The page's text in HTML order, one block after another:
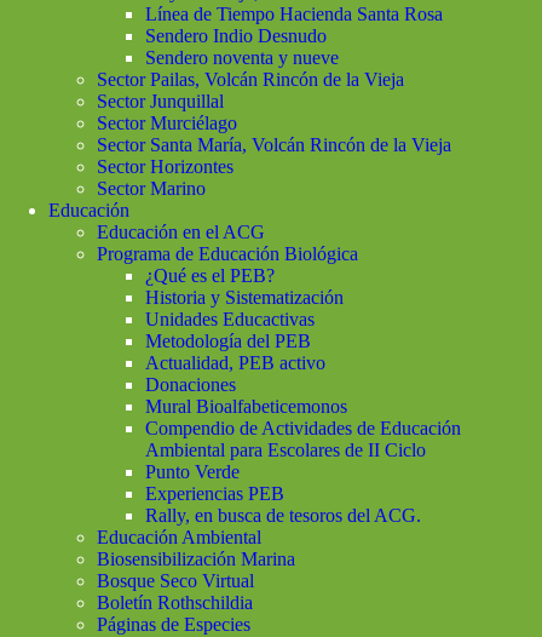
Línea de Tiempo Hacienda Santa Rosa
Sendero Indio Desnudo
Sendero noventa y nueve
Sector Pailas, Volcán Rincón de la Vieja
Sector Junquillal
Sector Murciélago
Sector Santa María, Volcán Rincón de la Vieja
Sector Horizontes
Sector Marino
Educación
Educación en el ACG
Programa de Educación Biológica
¿Qué es el PEB?
Historia y Sistematización
Unidades Educactivas
Metodología del PEB
Actualidad, PEB activo
Donaciones
Mural Bioalfabeticemonos
Compendio de Actividades de Educación
Ambiental para Escolares de II Ciclo
Punto Verde
Experiencias PEB
Rally, en busca de tesoros del ACG.
Educación Ambiental
Biosensibilización Marina
Bosque Seco Virtual
Boletín Rothschildia
Páginas de Especies